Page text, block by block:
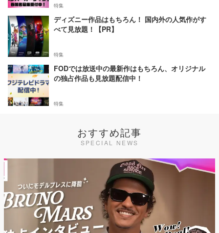
特集
ディズニー作品はもちろん！ 国内外の人気作がす
べて見放題！【PR】
特集
FODでは放送中の最新作はもちろん、オリジナル
の独占作品も見放題配信中！
特集
おすすめ記事
SPECIAL NEWS